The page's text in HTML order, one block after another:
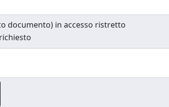
documento) in accesso ristretto